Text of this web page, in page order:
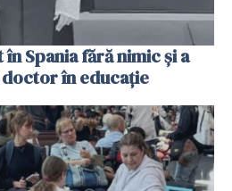
Spania fără nimic și a
în educație